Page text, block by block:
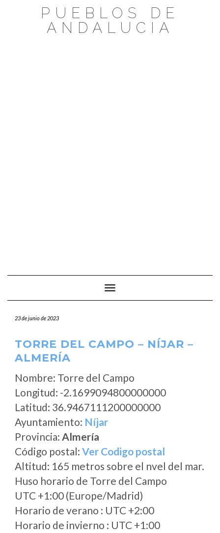
PUEBLOS DE
ANDALUCIA
Cambiar modo de navegación
23 de junio de 2023
TORRE DEL CAMPO – NÍJAR –
ALMERÍA
Nombre: Torre del Campo
Longitud: -2.1699094800000000
Latitud: 36.9467111200000000
Ayuntamiento: Níjar
Provincia: Almería
Código postal: Ver Codigo postal
Altitud: 165 metros sobre el nvel del mar.
Huso horario de Torre del Campo
UTC +1:00 (Europe/Madrid)
Horario de verano : UTC +2:00
Horario de invierno : UTC +1:00